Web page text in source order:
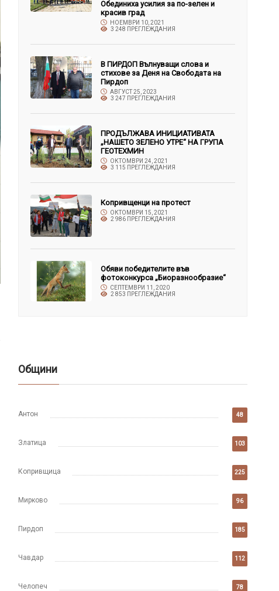
Обединиха усилия за по-зелен и
красив град
НОЕМВРИ 10, 2021
3 248 ПРЕГЛЕЖДАНИЯ
В ПИРДОП Вълнуващи слова и
стихове за Деня на Свободата на
Пирдоп
АВГУСТ 25, 2023
3 247 ПРЕГЛЕЖДАНИЯ
ПРОДЪЛЖАВА ИНИЦИАТИВАТА
„НАШЕТО ЗЕЛЕНО УТРЕ“ НА ГРУПА
ГЕОТЕХМИН
ОКТОМВРИ 24, 2021
3 115 ПРЕГЛЕЖДАНИЯ
Копривщенци на протест
ОКТОМВРИ 15, 2021
2 986 ПРЕГЛЕЖДАНИЯ
Обяви победителите във
фотоконкурса „Биоразнообразие“
СЕПТЕМВРИ 11, 2020
2 853 ПРЕГЛЕЖДАНИЯ
Общини
Антон 48
Златица 103
Копривщица 225
Мирково 96
Пирдоп 185
Чавдар 112
Челопеч 78